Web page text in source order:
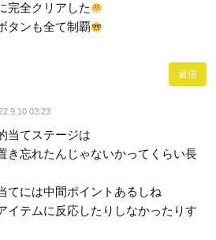
完全クリアした
タンも全て制覇
返信
03:23
当てステージは
き忘れたんじゃないかってくらい長
てには中間ポイントあるしね
イテムに反応したりしなかったりす